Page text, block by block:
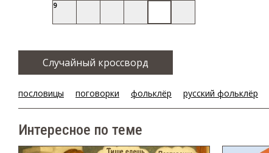
9
Случайный кроссворд
пословицы поговорки фольклёр русский фольклёр
Интересное по теме